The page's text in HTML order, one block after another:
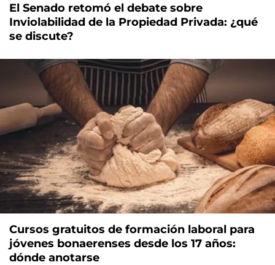
El Senado retomó el debate sobre
Inviolabilidad de la Propiedad Privada: ¿qué
se discute?
Cursos gratuitos de formación laboral para
jóvenes bonaerenses desde los 17 años:
dónde anotarse